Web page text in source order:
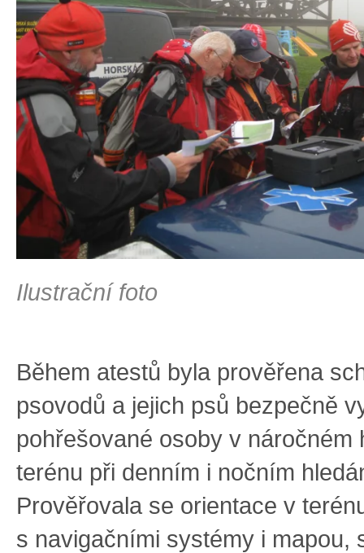
Ilustrační foto
Během atestů byla prověřena
psovodů a jejich psů bezpečně
pohřešované osoby v náročném
terénu při denním i nočním
Prověřovala se orientace v
s navigačními systémy i mapou,